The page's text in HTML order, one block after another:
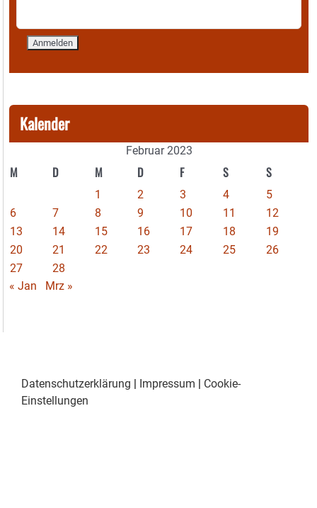
Kalender
Februar 2023
M D M D F S S
1 2 3 4
5
6
7 8 9 10 11
12
13
14 15 16 17 18
19
20
21 22 23 24 25
26
27
28
« Jan
Mrz »
Datenschutzerklärung Impressum
Cookie-
Einstellungen